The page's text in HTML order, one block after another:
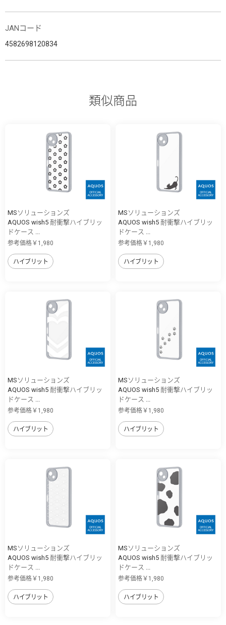
JANコード
4582698120834
類似商品
MSソリューションズ
AQUOS wish5 耐衝撃ハイブリッ
ドケース ...
参考価格￥1,980
ハイブリット
MSソリューションズ
AQUOS wish5 耐衝撃ハイブリッ
ドケース ...
参考価格￥1,980
ハイブリット
MSソリューションズ
AQUOS wish5 耐衝撃ハイブリッ
ドケース ...
参考価格￥1,980
ハイブリット
MSソリューションズ
AQUOS wish5 耐衝撃ハイブリッ
ドケース ...
参考価格￥1,980
ハイブリット
MSソリューションズ
AQUOS wish5 耐衝撃ハイブリッ
ドケース ...
参考価格￥1,980
ハイブリット
MSソリューションズ
AQUOS wish5 耐衝撃ハイブリッ
ドケース ...
参考価格￥1,980
ハイブリット